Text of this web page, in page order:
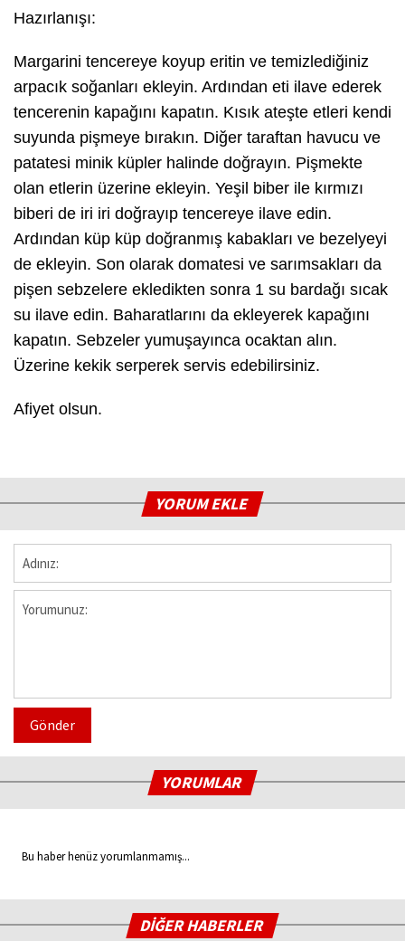
Hazırlanışı:
Margarini tencereye koyup eritin ve temizlediğiniz
arpacık soğanları ekleyin. Ardından eti ilave ederek
tencerenin kapağını kapatın. Kısık ateşte etleri kendi
suyunda pişmeye bırakın. Diğer taraftan havucu ve
patatesi minik küpler halinde doğrayın. Pişmekte
olan etlerin üzerine ekleyin. Yeşil biber ile kırmızı
biberi de iri iri doğrayıp tencereye ilave edin.
Ardından küp küp doğranmış kabakları ve bezelyeyi
de ekleyin. Son olarak domatesi ve sarımsakları da
pişen sebzelere ekledikten sonra 1 su bardağı sıcak
su ilave edin. Baharatlarını da ekleyerek kapağını
kapatın. Sebzeler yumuşayınca ocaktan alın.
Üzerine kekik serperek servis edebilirsiniz.
Afiyet olsun.
YORUM EKLE
Gönder
YORUMLAR
Bu haber henüz yorumlanmamış...
DİĞER HABERLER